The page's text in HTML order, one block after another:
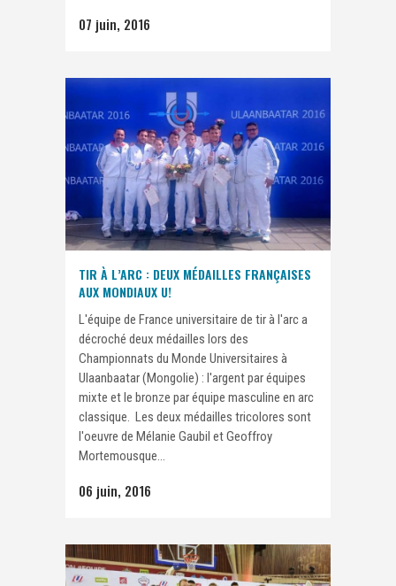
07 juin, 2016
TIR À L’ARC : DEUX MÉDAILLES FRANÇAISES
AUX MONDIAUX U!
L'équipe de France universitaire de tir à l'arc a
décroché deux médailles lors des
Championnats du Monde Universitaires à
Ulaanbaatar (Mongolie) : l'argent par équipes
mixte et le bronze par équipe masculine en arc
classique. Les deux médailles tricolores sont
l'oeuvre de Mélanie Gaubil et Geoffroy
Mortemousque...
06 juin, 2016